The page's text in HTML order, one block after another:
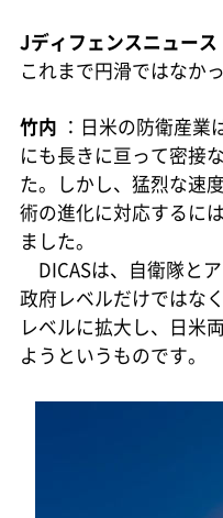
Jディフェンスニュース
これまで円滑ではなか
竹内 ：日米の防衛産
にも長きに亘って密接
た。しかし、猛烈な速
術の進化に対応するに
ました。
DICASは、自衛隊と
政府レベルだけではな
レベルに拡大し、日米
ようというものです。